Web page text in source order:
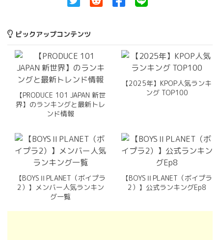
ピックアップコンテンツ
【PRODUCE 101 JAPAN 新世
界】のランキングと最新トレ
ンド情報
【2025年】KPOP人気ランキ
ング TOP100
【BOYSⅡPLANET（ボイプラ
2）】メンバー人気ランキン
グ一覧
【BOYSⅡPLANET（ボイプラ
2）】公式ランキングEp8